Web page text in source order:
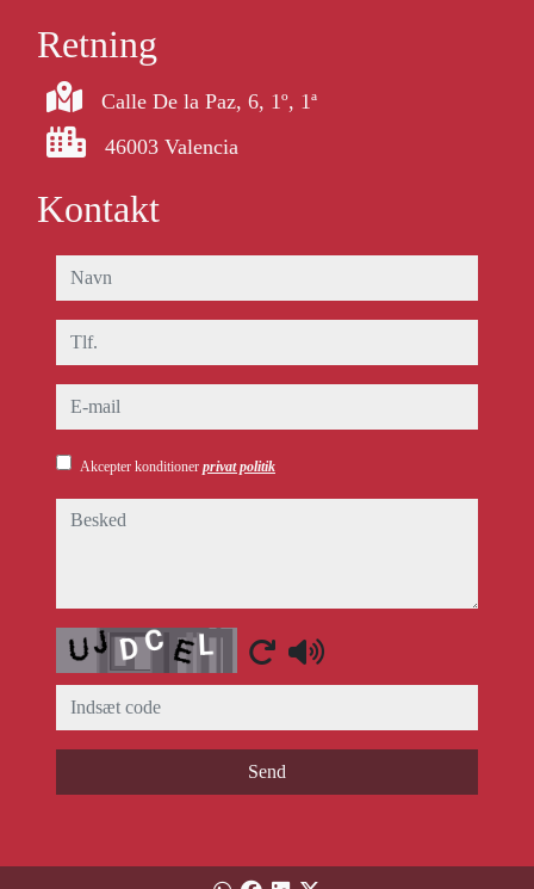
Retning
Calle De la Paz, 6, 1º, 1ª
46003 Valencia
Kontakt
navn
tlf.
e-mail
Akcepter konditioner privat politik
besked
Captcha
Send